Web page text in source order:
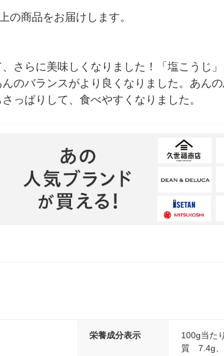
の商品をお届けします。
さらに美味しくなりました！「塩こうじ
のバランスがより良くなりました。あん
っぱりして、食べやすくなりました。
栄養成分表示
100g当た
質 7.4g、